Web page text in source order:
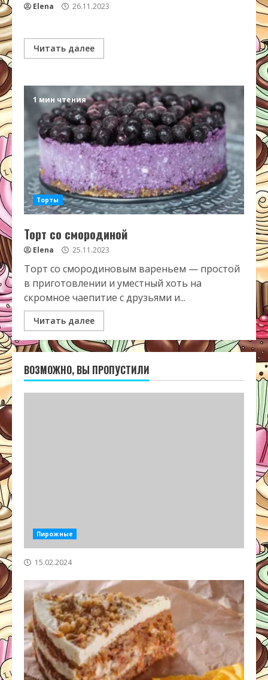
Elena 26.11.2023
Читать далее
1 мин чтения
Торты
Торт со смородиной
Elena 25.11.2023
Торт со смородиновым вареньем — простой
в приготовлении и уместный хоть на
скромное чаепитие с друзьями и...
Читать далее
ВОЗМОЖНО, ВЫ ПРОПУСТИЛИ
Пирожные
15.02.2024